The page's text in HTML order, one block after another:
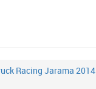
Racing Jarama 2014